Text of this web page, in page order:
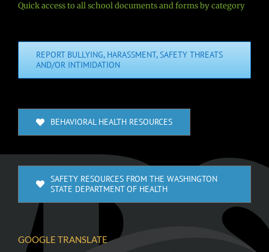
Quick access to all school documents and forms by category
REPORT BULLYING, HARASSMENT, SAFETY THREATS
AND/OR INTIMIDATION
BEHAVIORAL HEALTH RESOURCES
SAFETY RESOURCES FROM THE WASHINGTON
STATE DEPARTMENT OF HEALTH
GOOGLE TRANSLATE